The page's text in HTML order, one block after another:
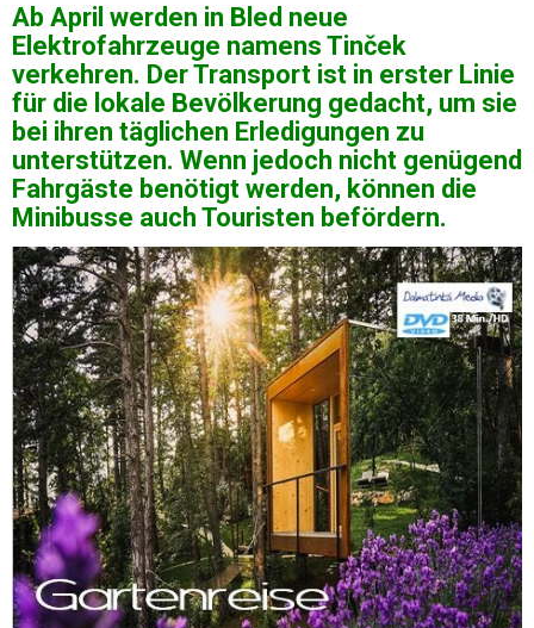
Ab April werden in Bled neue
Elektrofahrzeuge namens Tinček
verkehren. Der Transport ist in erster Linie
für die lokale Bevölkerung gedacht, um sie
bei ihren täglichen Erledigungen zu
unterstützen. Wenn jedoch nicht genügend
Fahrgäste benötigt werden, können die
Minibusse auch Touristen befördern.